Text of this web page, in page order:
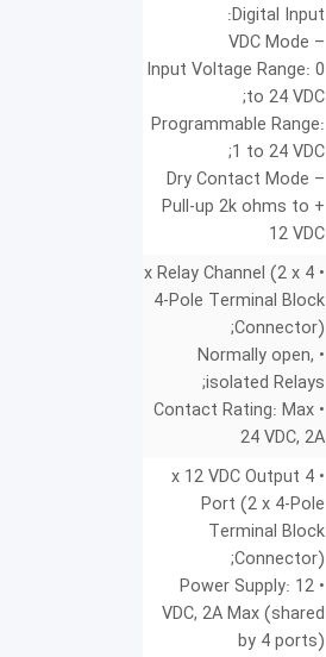
Digital Input:
– VDC Mode
Input Voltage Range: 0
to 24 VDC;
Programmable Range:
1 to 24 VDC;
– Dry Contact Mode
Pull-up 2k ohms to +
12 VDC
• 4 x Relay Channel (2 x
4-Pole Terminal Block
Connector);
• Normally open,
isolated Relays;
• Contact Rating: Max
24 VDC, 2A
• 4 x 12 VDC Output
Port (2 x 4-Pole
Terminal Block
Connector);
• Power Supply: 12
VDC, 2A Max (shared
by 4 ports)